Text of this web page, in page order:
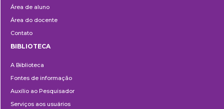
Área de aluno
Área do docente
Contato
BIBLIOTECA
A Biblioteca
Fontes de informação
Auxílio ao Pesquisador
Serviços aos usuários